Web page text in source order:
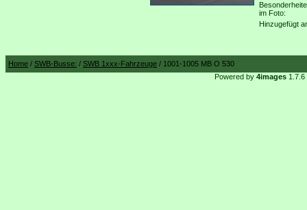
im Foto:
Hinzugefügt
Home / SWB-Busse: / SWB 1xxx-Fahrzeuge / 1001-1005 MB O 530
Powered by 4images1.7.6